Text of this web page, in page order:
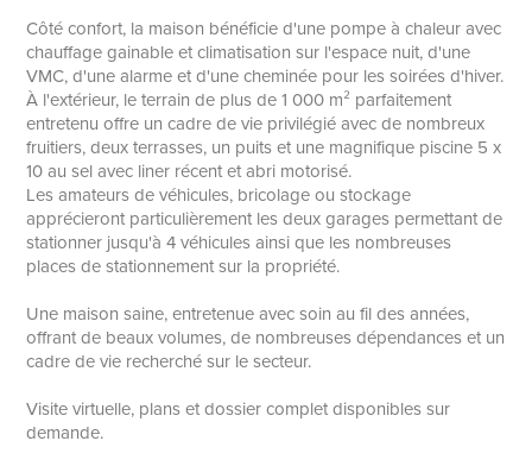
Côté confort, la maison bénéficie d'une pompe à chaleur avec
chauffage gainable et climatisation sur l'espace nuit, d'une
VMC, d'une alarme et d'une cheminée pour les soirées d'hiver.
À l'extérieur, le terrain de plus de 1 000 m² parfaitement
entretenu offre un cadre de vie privilégié avec de nombreux
fruitiers, deux terrasses, un puits et une magnifique piscine 5 x
10 au sel avec liner récent et abri motorisé.
Les amateurs de véhicules, bricolage ou stockage
apprécieront particulièrement les deux garages permettant de
stationner jusqu'à 4 véhicules ainsi que les nombreuses
places de stationnement sur la propriété.
Une maison saine, entretenue avec soin au fil des années,
offrant de beaux volumes, de nombreuses dépendances et un
cadre de vie recherché sur le secteur.
Visite virtuelle, plans et dossier complet disponibles sur
demande.